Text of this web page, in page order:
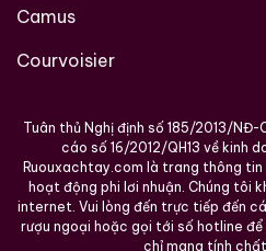
cửa hàng rượu ngoại uy tín
hơn nữa đang chờ bạn khám
các bạn trên hành trình
này!
Ruouxachtay.com – Cham
Camus
Courvoisier
Tuân thủ Nghị định số 185/2013/NĐ-
cáo số 16/2012/QH13 về kinh
Ruouxachtay.com là trang thông
hoạt động phi lơi nhuận. Chúng tôi
internet. Vui lòng đến trực tiếp đến
rượu ngoại hoặc gọi tới số hotline
chỉ mang tính